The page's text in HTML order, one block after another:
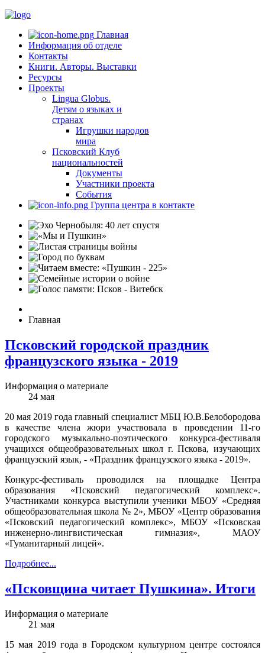
Главная
Информация об отделе
Контакты
Книги. Авторы. Выставки
Ресурсы
Проекты
Lingua Globus.
Детям о языках и
странах
Игрушки народов
мира
Псковский Клуб
национальностей
Документы
Участники проекта
События
Группа центра в контакте
Главная
Псковский городской праздник
французского языка - 2019
Информация о материале
24 мая
20 мая 2019 года главный специалист МБЦ Ю.В.Белобородова
в качестве члена жюри участвовала в проведении 11-го
городского музыкально-поэтического конкурса-фестиваля
учащихся общеобразовательных школ г. Пскова, изучающих
французский язык, - «Праздник французского языка - 2019».
Конкурс-фестиваль проводился на площадке Центра
образования «Псковский педагогический комплекс».
Участниками конкурса выступили ученики МБОУ «Средняя
общеобразовательная школа № 2», МБОУ «Центр образования
«Псковский педагогический комплекс», МБОУ «Псковская
инженерно-лингвистическая гимназия», МАОУ
«Гуманитарный лицей».
Подробнее...
«Псковщина читает Пушкина». Итоги
Информация о материале
21 мая
15 мая 2019 года в Городском культурном центре состоялся